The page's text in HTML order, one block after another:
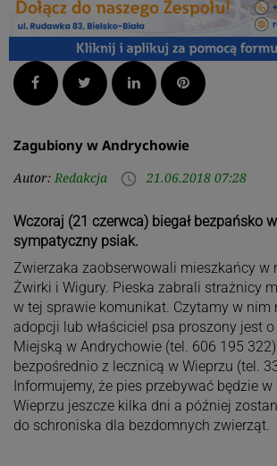
Facebook Twitter LinkedInPinterest
Zagubiony w Andrychowie
Autor: Redakcja access_time 21.06.2018 07:28
Wczoraj (21 czerwca) biegał bezpańsko
sympatyczny psiak.
Zwierzaka zaobserwowali mieszkańcy w
Żwirki i Wigury. Pieska zabrali strażnicy
w tej sprawie komunikat. Czytamy w nim
adopcji lub właściciel psa proszony jest
Miejską w Andrychowie (tel. 606 195
bezpośrednio z lecznicą w Wieprzu (tel.
Informujemy, że pies przebywać będzie
Wieprzu jeszcze kilka dni a później
do schroniska dla bezdomnych zwierząt.